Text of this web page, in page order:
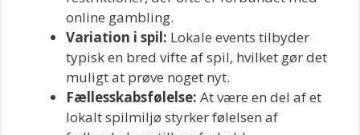
online gambling.
Variation i spil: Lokale events tilbyder
typisk en bred vifte af spil, hvilket gør det
muligt at prøve noget nyt.
Fællesskabsfølelse: At være en del af et
lokalt spilmiljø styrker følelsen af